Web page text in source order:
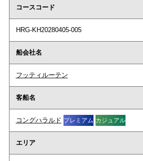
コースコード
HRG-KH20280405-005
船会社名
フッティルーテン
客船名
コングハラルド プレミアム カジュアル
エリア